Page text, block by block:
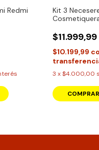
Redmi
Kit 3
$11.999,99
$10.199,99
3 x$4.000,00
COMPRAR